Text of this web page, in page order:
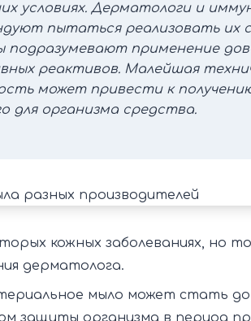
условиях. Дерматологи и
пытаться реализовать их
подразумевают применение
реактивов. Малейшая
может привести к
для организма средства.
кожных заболеваниях, но
дерматолога.
мыло может стать
защиты организма в период